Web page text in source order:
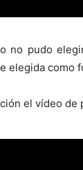
no pudo
elegida como
el vídeo de